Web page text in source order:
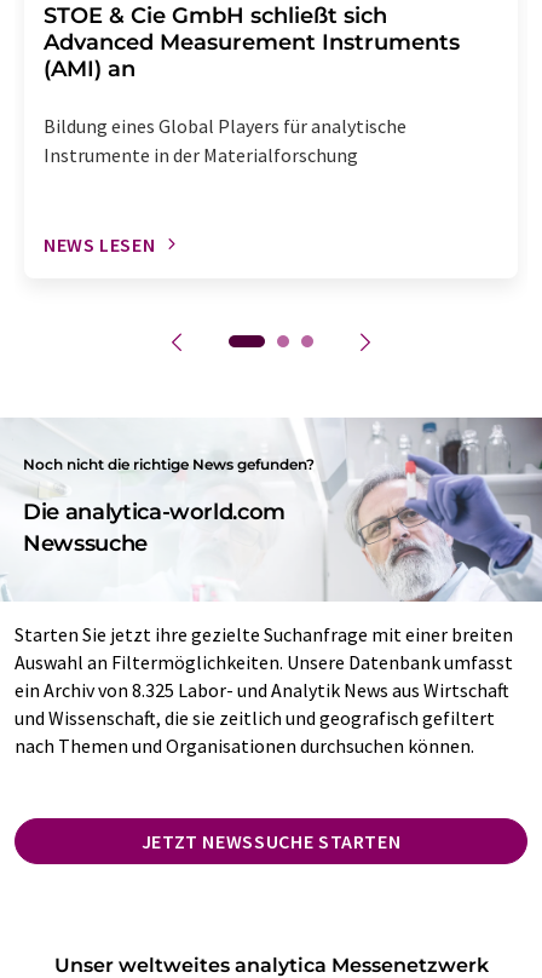
STOE & Cie GmbH schließt sich
Advanced Measurement Instruments
(AMI) an
Bildung eines Global Players für analytische
Instrumente in der Materialforschung
NEWS LESEN
Noch nicht die richtige News gefunden?
Die analytica-world.com
Newssuche
Starten Sie jetzt ihre gezielte Suchanfrage mit einer breiten
Auswahl an Filtermöglichkeiten. Unsere Datenbank umfasst
ein Archiv von 8.325 Labor- und Analytik News aus Wirtschaft
und Wissenschaft, die sie zeitlich und geografisch gefiltert
nach Themen und Organisationen durchsuchen können.
JETZT NEWSSUCHE STARTEN
Unser weltweites analytica Messenetzwerk